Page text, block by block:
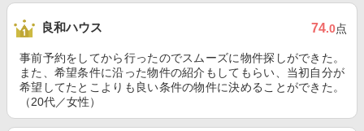
良和ハウス 74.0点
事前予約をしてから行ったのでスムーズに物件探しができた。
また、希望条件に沿った物件の紹介もしてもらい、当初自分が
希望してたとこよりも良い条件の物件に決めることができた。
（20代／女性）